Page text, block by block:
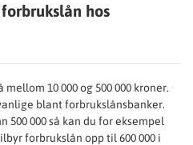
hos
10 000 og 500 000 kroner.
blant forbrukslånsbanker.
500 000 så kan du for eksempel
forbrukslån opp til 600 000 i